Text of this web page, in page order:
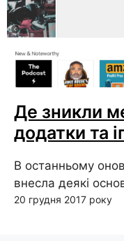
Де зникли
додатки та
В останньому
внесла деякі
20 грудня 2017 року